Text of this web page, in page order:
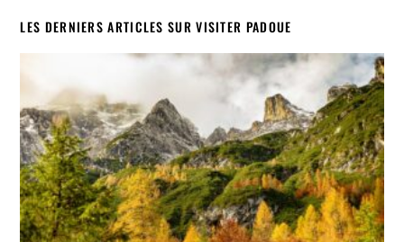
LES DERNIERS ARTICLES SUR VISITER PADOUE